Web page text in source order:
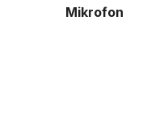
Mikrofon